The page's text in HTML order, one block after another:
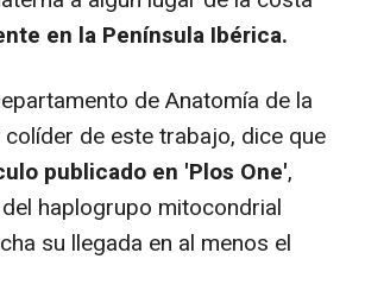
en la Península Ibérica.
de Anatomía de la
de este trabajo, dice que
publicado en 'Plos One',
haplogrupo mitocondrial
su llegada en al menos el